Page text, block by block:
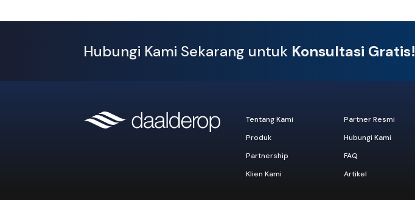
Hubungi Kami Sekarang untuk Konsultasi Gratis!
Tentang Kami
Produk
Partnership
Klien Kami
Partner Resmi
Hubungi Kami
FAQ
Artikel